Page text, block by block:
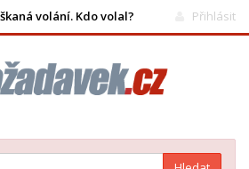
volání. Kdo volal? Přihlásit